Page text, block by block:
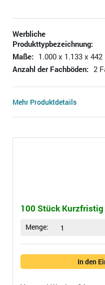
Werbliche
Produkttypbezeichnung:
Maße: 1.000 x 1.133 x
Anzahl der Fachböden: 2
Mehr Produktdetails
100 Stück
Menge: 1
In den